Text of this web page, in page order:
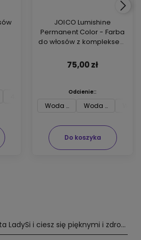
brąz 5.0 Jasny brąz6.0 Ciemny
JOICO Lumishine
Permanent Color - Farba
do włosów z kompleksem
włosy 74ml
75,00 zł
Do koszyka
Odcienie::
Woda utleniona Joico 3 %
Woda utleniona
LadySi i ciesz się pięknymi i